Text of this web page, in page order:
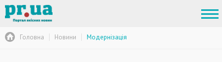
Головна Новини Модернізація